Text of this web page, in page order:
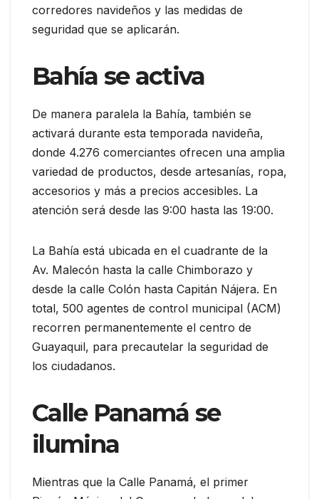
corredores navideños y las medidas de
seguridad que se aplicarán.
Bahía se activa
De manera paralela la Bahía, también se
activará durante esta temporada navideña,
donde 4.276 comerciantes ofrecen una amplia
variedad de productos, desde artesanías, ropa,
accesorios y más a precios accesibles. La
atención será desde las 9:00 hasta las 19:00.
La Bahía está ubicada en el cuadrante de la
Av. Malecón hasta la calle Chimborazo y
desde la calle Colón hasta Capitán Nájera. En
total, 500 agentes de control municipal (ACM)
recorren permanentemente el centro de
Guayaquil, para precautelar la seguridad de
los ciudadanos.
Calle Panamá se
ilumina
Mientras que la Calle Panamá, el primer